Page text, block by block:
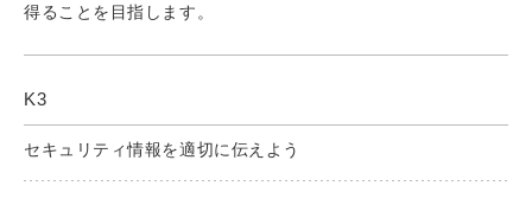
得ることを目指します。
K3
セキュリティ情報を適切に伝えよう